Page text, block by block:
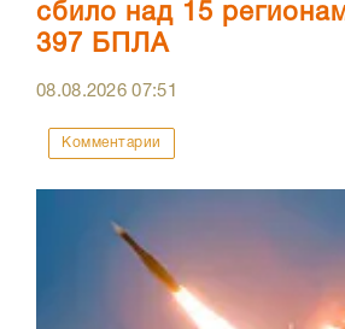
сбило над 15
397 БПЛА
08.08.202607:51
Комментарии